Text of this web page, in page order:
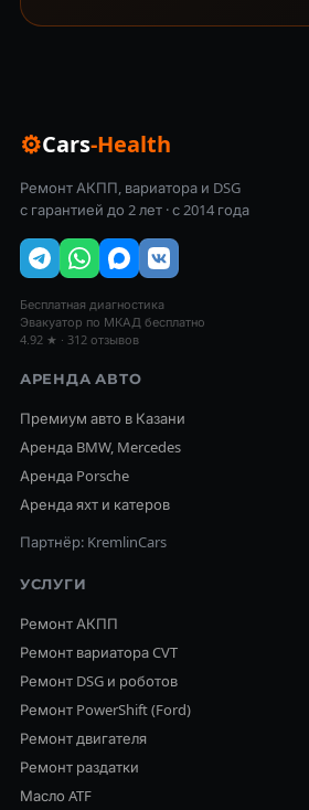
⚙Cars-Health
Ремонт АКПП, вариатора и DSG
с гарантией до 2 лет · с 2014 года
Бесплатная диагностика
Эвакуатор по МКАД бесплатно
4.92 ★ · 312 отзывов
АРЕНДА АВТО
Премиум авто в Казани
Аренда BMW, Mercedes
Аренда Porsche
Аренда яхт и катеров
Партнёр: KremlinCars
УСЛУГИ
Ремонт АКПП
Ремонт вариатора CVT
Ремонт DSG и роботов
Ремонт PowerShift (Ford)
Ремонт двигателя
Ремонт раздатки
Масло ATF